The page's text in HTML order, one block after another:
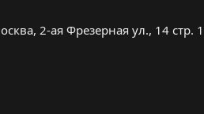
2-ая Фрезерная ул., 14 стр.